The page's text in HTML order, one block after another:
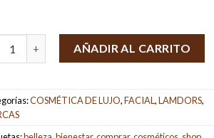
Fórmula TS3 NMF 30 ml. Lamdors cantidad
AÑADIR AL CARRITO
COSMÉTICA DE LUJO,FACIAL,LAMDORS,